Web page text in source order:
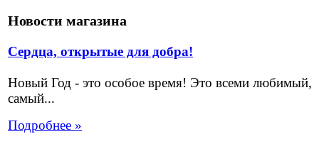
Новости магазина
Сердца, открытые для добра!
Новый Год - это особое время! Это всеми любимый,
самый...
Подробнее »